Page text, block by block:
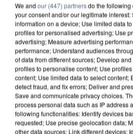
8h00
Un second cadre de la DZ
We and our (447) partnersdo the following
your consent and/or our legitimate interest:
information on a device; Use limited data
profiles for personalised advertising; Use
advertising; Measure advertising
performance; Understand audiences
of data from different sources; Develop
profiles to personalise content; Use
content; Use limited data to select content;
detect fraud, and fix errors; Deliver and
Save and communicate privacy choices.
process personal data such as IP address
following functionalities: Identify devices
requested; Use precise geolocation data;
other data sources; Link different devices;